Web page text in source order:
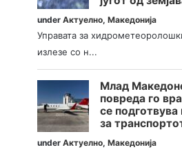
underАктуелно,Македонија
Управата за
излезе со н...
Млад
повреда го
се
за
underАктуелно,Македонија